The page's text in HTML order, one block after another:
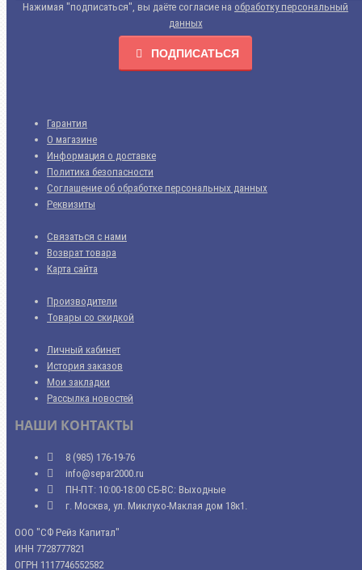
Нажимая "подписаться", вы даёте согласие на обработку персональный
данных
ПОДПИСАТЬСЯ
Гарантия
О магазине
Информация о доставке
Политика безопасности
Соглашение об обработке персональных данных
Реквизиты
Связаться с нами
Возврат товара
Карта сайта
Производители
Товары со скидкой
Личный кабинет
История заказов
Мои закладки
Рассылка новостей
НАШИ КОНТАКТЫ
8 (985) 176-19-76
info@separ2000.ru
ПН-ПТ: 10:00-18:00 СБ-ВС: Выходные
г. Москва, ул. Миклухо-Маклая дом 18к1.
ООО "СФ Рейз Капитал"
ИНН 7728777821
ОГРН 1117746552582